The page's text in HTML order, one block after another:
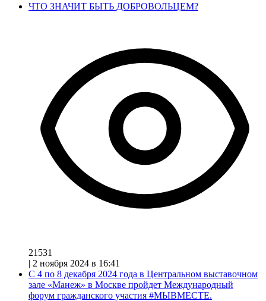
ЧТО ЗНАЧИТ БЫТЬ ДОБРОВОЛЬЦЕМ?
21531
| 2 ноября 2024 в 16:41
С 4 по 8 декабря 2024 года в Центральном выставочном
зале «Манеж» в Москве пройдет Международный
форум гражданского участия #МЫВМЕСТЕ.